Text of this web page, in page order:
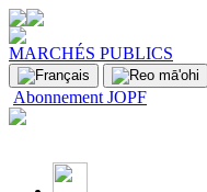
MARCHÉS PUBLICS
Abonnement JOPF